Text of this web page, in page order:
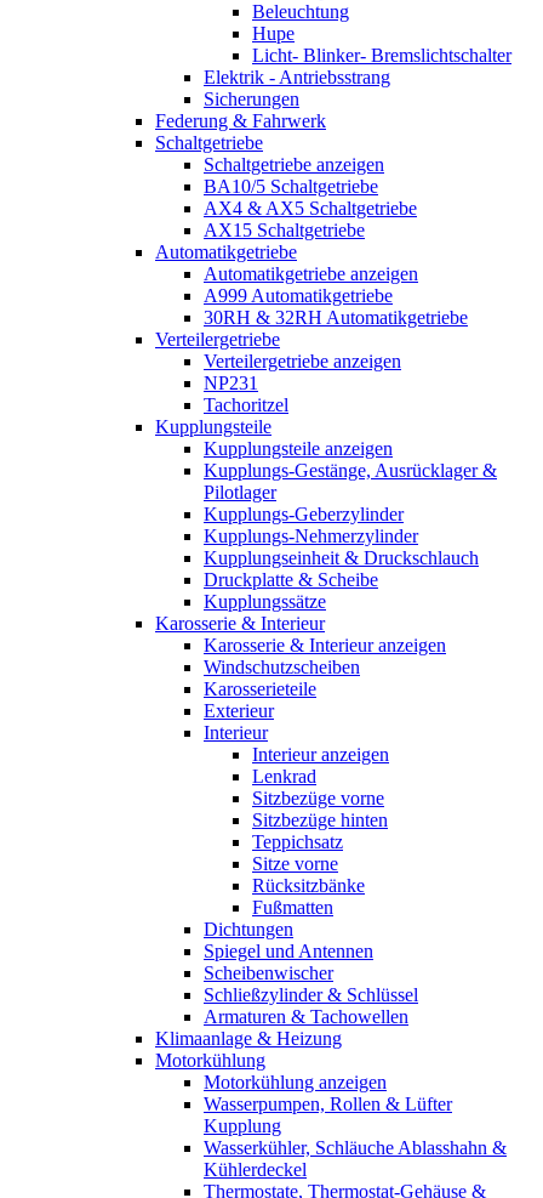
Beleuchtung
Hupe
Licht- Blinker- Bremslichtschalter
Elektrik - Antriebsstrang
Sicherungen
Federung & Fahrwerk
Schaltgetriebe
Schaltgetriebe anzeigen
BA10/5 Schaltgetriebe
AX4 & AX5 Schaltgetriebe
AX15 Schaltgetriebe
Automatikgetriebe
Automatikgetriebe anzeigen
A999 Automatikgetriebe
30RH & 32RH Automatikgetriebe
Verteilergetriebe
Verteilergetriebe anzeigen
NP231
Tachoritzel
Kupplungsteile
Kupplungsteile anzeigen
Kupplungs-Gestänge, Ausrücklager &
Pilotlager
Kupplungs-Geberzylinder
Kupplungs-Nehmerzylinder
Kupplungseinheit & Druckschlauch
Druckplatte & Scheibe
Kupplungssätze
Karosserie & Interieur
Karosserie & Interieur anzeigen
Windschutzscheiben
Karosserieteile
Exterieur
Interieur
Interieur anzeigen
Lenkrad
Sitzbezüge vorne
Sitzbezüge hinten
Teppichsatz
Sitze vorne
Rücksitzbänke
Fußmatten
Dichtungen
Spiegel und Antennen
Scheibenwischer
Schließzylinder & Schlüssel
Armaturen & Tachowellen
Klimaanlage & Heizung
Motorkühlung
Motorkühlung anzeigen
Wasserpumpen, Rollen & Lüfter
Kupplung
Wasserkühler, Schläuche Ablasshahn &
Kühlerdeckel
Thermostate, Thermostat-Gehäuse &